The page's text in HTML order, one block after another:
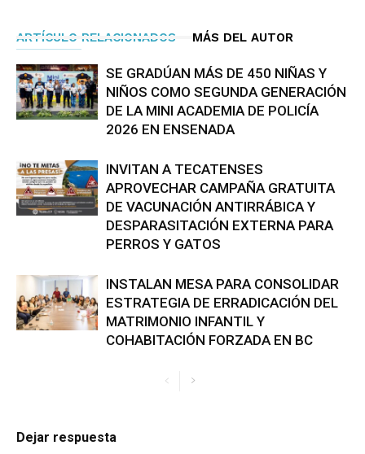
ARTÍCULO RELACIONADOS MÁS DEL AUTOR
SE GRADÚAN MÁS DE 450 NIÑAS Y
NIÑOS COMO SEGUNDA GENERACIÓN
DE LA MINI ACADEMIA DE POLICÍA
2026 EN ENSENADA
INVITAN A TECATENSES
APROVECHAR CAMPAÑA GRATUITA
DE VACUNACIÓN ANTIRRÁBICA Y
DESPARASITACIÓN EXTERNA PARA
PERROS Y GATOS
INSTALAN MESA PARA CONSOLIDAR
ESTRATEGIA DE ERRADICACIÓN DEL
MATRIMONIO INFANTIL Y
COHABITACIÓN FORZADA EN BC
Dejar respuesta